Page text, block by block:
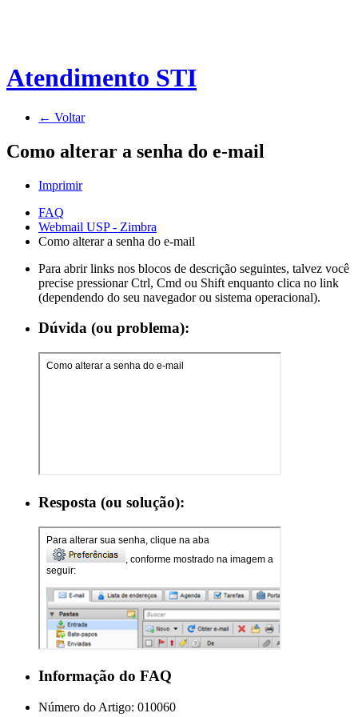
Atendimento STI
← Voltar
Como alterar a senha do e-mail
Imprimir
FAQ
Webmail USP - Zimbra
Como alterar a senha do e-mail
Para abrir links nos blocos de descrição seguintes, talvez você
precise pressionar Ctrl, Cmd ou Shift enquanto clica no link
(dependendo do seu navegador ou sistema operacional).
Dúvida (ou problema):
Resposta (ou solução):
Informação do FAQ
Número do Artigo: 010060